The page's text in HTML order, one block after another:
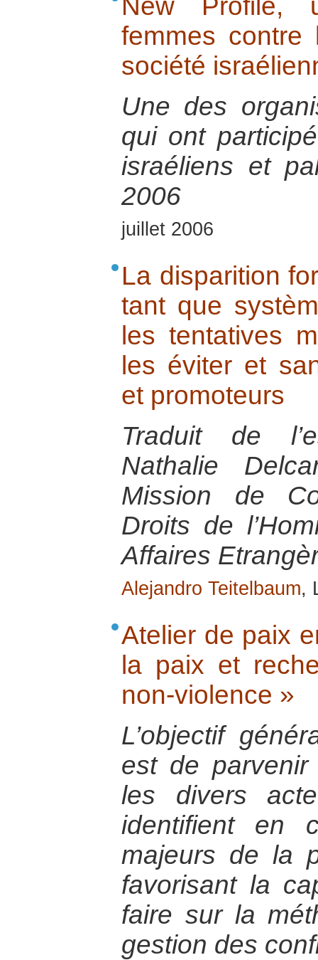
New Profile,
femmes contre
société
Une des
qui ont
israéliens et
2006
juillet 2006
La disparition
tant que
les tentatives
les éviter et
et promoteurs
Traduit de
Nathalie
Mission de
Droits de
Affaires
Alejandro Teitelbaum,
Atelier de paix
la paix et
non-violence »
L’objectif
est de
les divers
identifient en
majeurs de la
favorisant la
faire sur la
gestion des